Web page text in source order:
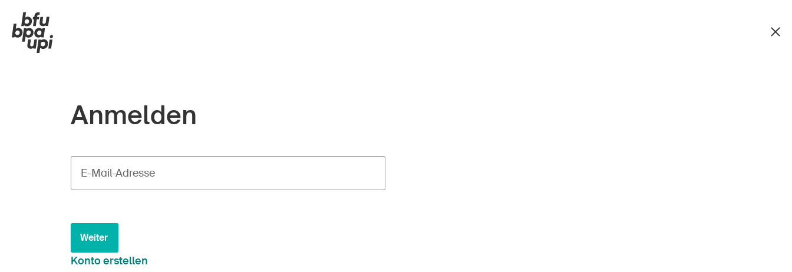
Anmelden
E-Mail-Adresse
Weiter
Konto erstellen